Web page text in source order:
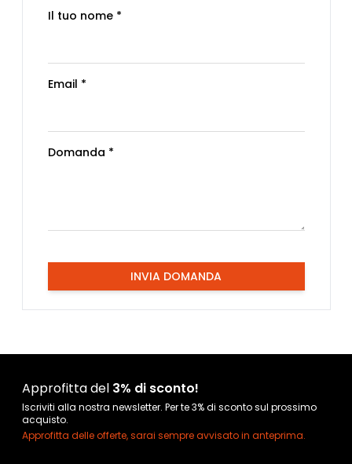
Il tuo nome *
Email *
Domanda *
INVIA DOMANDA
Approfitta del 3% di sconto!
Iscriviti alla nostra newsletter. Per te 3% di sconto sul prossimo
acquisto.
Approfitta delle offerte, sarai sempre avvisato in anteprima.